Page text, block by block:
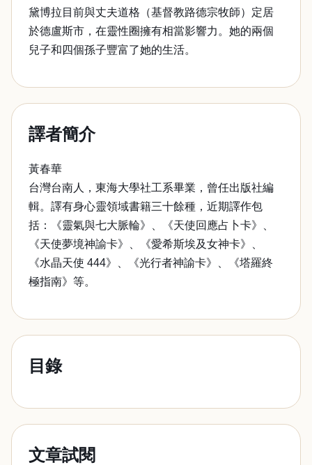
黛博拉目前與丈夫道格（基督教路德宗牧師）定居
於德盧斯市，在靈性圈擁有相當影響力。她的兩個
兒子和四個孫子豐富了她的生活。
譯者簡介
黃春華
台灣台南人，東海大學社工系畢業，曾任出版社編
輯。譯有身心靈領域書籍三十餘種，近期譯作包
括：《靈氣與七大脈輪》、《天使回應占卜卡》、
《天使夢境神諭卡》、《愛希斯埃及女神卡》、
《水晶天使 444》、《光行者神諭卡》、《塔羅終
極指南》等。
目錄
文章試閱